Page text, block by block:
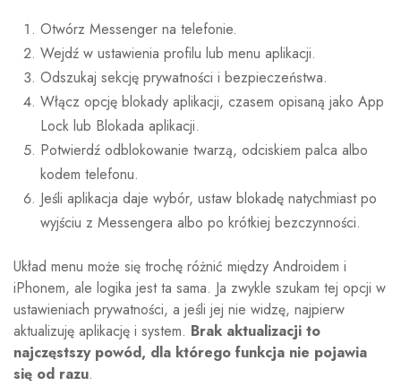
Otwórz Messenger na telefonie.
Wejdź w ustawienia profilu lub menu aplikacji.
Odszukaj sekcję prywatności i bezpieczeństwa.
Włącz opcję blokady aplikacji, czasem opisaną jako App
Lock lub Blokada aplikacji.
Potwierdź odblokowanie twarzą, odciskiem palca albo
kodem telefonu.
Jeśli aplikacja daje wybór, ustaw blokadę natychmiast po
wyjściu z Messengera albo po krótkiej bezczynności.
Układ menu może się trochę różnić między Androidem i
iPhonem, ale logika jest ta sama. Ja zwykle szukam tej opcji w
ustawieniach prywatności, a jeśli jej nie widzę, najpierw
aktualizuję aplikację i system. Brak aktualizacji to
najczęstszy powód, dla którego funkcja nie pojawia
się od razu.